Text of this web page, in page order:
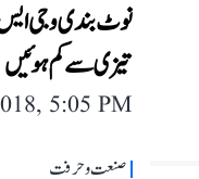
نوٹ بندی و جی
تیزی سے کم ہوئیں
5:05 PM
صنعت و حرفت